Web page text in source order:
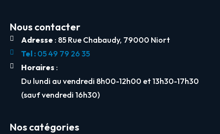
Nous contacter
Adresse : 85 Rue Chabaudy, 79000 Niort
Tel :05 49 79 26 35
Horaires :
Du lundi au vendredi 8h00-12h00 et 13h30-17h30
(sauf vendredi 16h30)
Nos catégories